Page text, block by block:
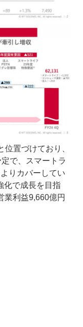
置づけており、
で、スマートラ
りカバーしてい
化で成長を目指
業利益9,660億円